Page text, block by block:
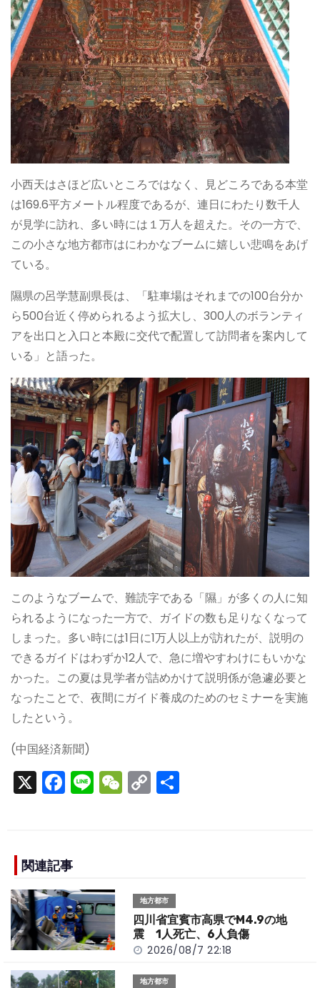
小西天はさほど広いところではなく、見どころである本堂
は169.6平方メートル程度であるが、連日にわたり数千人
が見学に訪れ、多い時には１万人を超えた。その一方で、
この小さな地方都市はにわかなブームに嬉しい悲鳴をあげ
ている。
隰県の呂学慧副県長は、「駐車場はそれまでの100台分か
ら500台近く停められるよう拡大し、300人のボランティ
アを出口と入口と本殿に交代で配置して訪問者を案内して
いる」と語った。
このようなブームで、難読字である「隰」が多くの人に知
られるようになった一方で、ガイドの数も足りなくなって
しまった。多い時には1日に1万人以上が訪れたが、説明の
できるガイドはわずか12人で、急に増やすわけにもいかな
かった。この夏は見学者が詰めかけて説明係が急遽必要と
なったことで、夜間にガイド養成のためのセミナーを実施
したという。
(中国経済新聞)
X F
a
e
b
o
o
k
Li
n
W
e
C
o
n
k
関連記事
地方都市
四川省宜賓市高県でM4.9の地
震 1人死亡、6人負傷
2026/08/7 22:18
地方都市